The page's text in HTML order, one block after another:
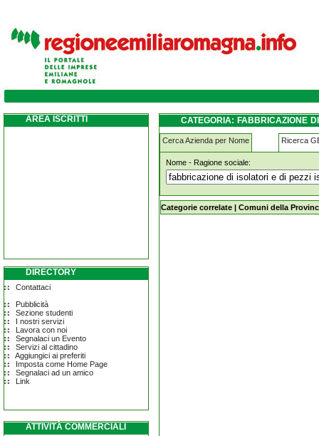
fabbricazione-di-isolatori-e-di-pezzi-
AREA ISCRITTI
DIRECTORY
Contattaci
Pubblicità
Sezione studenti
I nostri servizi
Lavora con noi
Segnalaci un Evento
Servizi al cittadino
Aggiungici ai preferiti
Imposta come Home Page
Segnalaci ad un amico
Link
ATTIVITÀ COMMERCIALI
CATEGORIA: FABBRICAZIONE
MODENA
Cerca Azienda per Nome Ricerca
Nome - Ragione sociale:
fabbricazione-di-isolatori-e-di-
Categorie correlate | Comuni della